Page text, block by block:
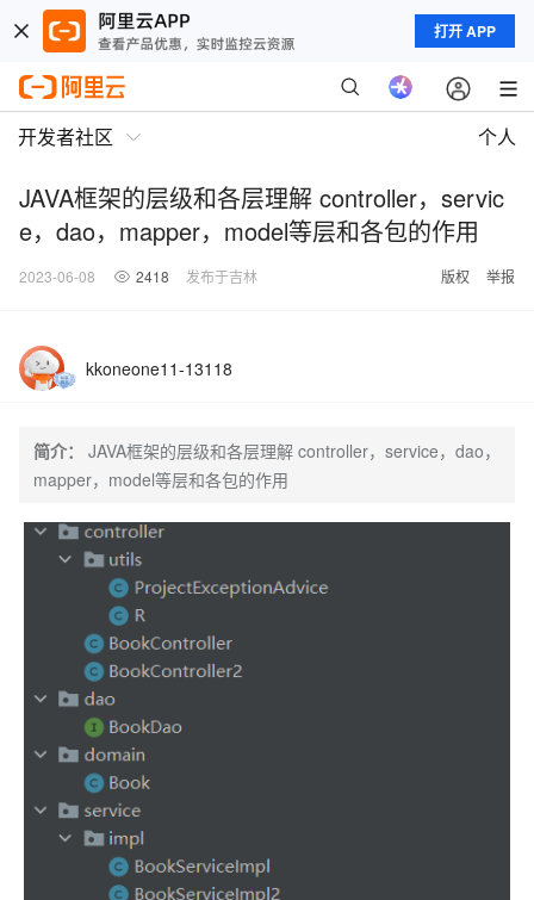
打开 APP
开发者社区 个人
JAVA框架的层级和各层理解 controller，servic
e，dao，mapper，model等层和各包的作用
2023-06-08 2418 发布于吉林 版权 举报
kkoneone11-13118
简介：
JAVA框架的层级和各层理解 controller，service，dao，
mapper，model等层和各包的作用